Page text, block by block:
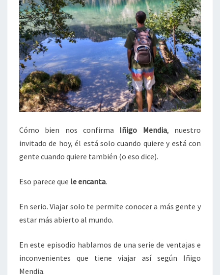
Cómo bien nos confirma Iñigo Mendia, nuestro
invitado de hoy, él está solo cuando quiere y está con
gente cuando quiere también (o eso dice).
Eso parece que le encanta.
En serio. Viajar solo te permite conocer a más gente y
estar más abierto al mundo.
En este episodio hablamos de una serie de ventajas e
inconvenientes que tiene viajar así según Iñigo
Mendia.